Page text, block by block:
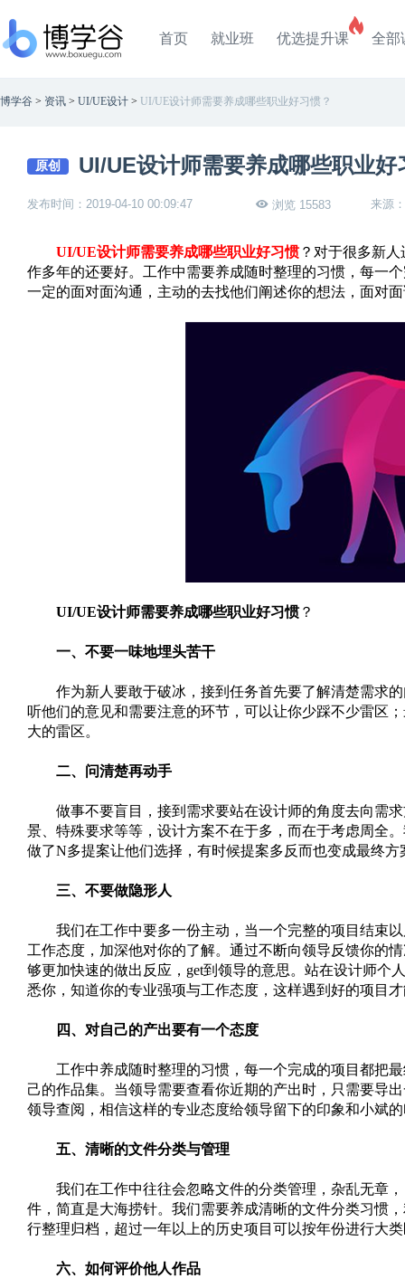
首页 就业班 优选提升课 全部
博学谷 > 资讯 > UI/UE设计 > UI/UE设计师需要养成哪些职业好习惯？
原创 UI/UE设计师需要养成哪些职业好
发布时间：2019-04-10 00:09:47 浏览 15583 来源
UI/UE设计师需要养成哪些职业好习惯？对于很多新
作多年的还要好。工作中需要养成随时整理的习惯，每一
一定的面对面沟通，主动的去找他们阐述你的想法，面对
UI/UE设计师需要养成哪些职业好习惯？
一、不要一味地埋头苦干
作为新人要敢于破冰，接到任务首先要了解清楚需求的
听他们的意见和需要注意的环节，可以让你少踩不少雷区
大的雷区。
二、问清楚再动手
做事不要盲目，接到需求要站在设计师的角度去向需求
景、特殊要求等等，设计方案不在于多，而在于考虑周全
做了N多提案让他们选择，有时候提案多反而也变成最终方
三、不要做隐形人
我们在工作中要多一份主动，当一个完整的项目结束以
工作态度，加深他对你的了解。通过不断向领导反馈你的
够更加快速的做出反应，get到领导的意思。站在设计师个
悉你，知道你的专业强项与工作态度，这样遇到好的项目
四、对自己的产出要有一个态度
工作中养成随时整理的习惯，每一个完成的项目都把最
己的作品集。当领导需要查看你近期的产出时，只需要导
领导查阅，相信这样的专业态度给领导留下的印象和小斌
五、清晰的文件分类与管理
我们在工作中往往会忽略文件的分类管理，杂乱无章，
件，简直是大海捞针。我们需要养成清晰的文件分类习惯
行整理归档，超过一年以上的历史项目可以按年份进行大
六、如何评价他人作品